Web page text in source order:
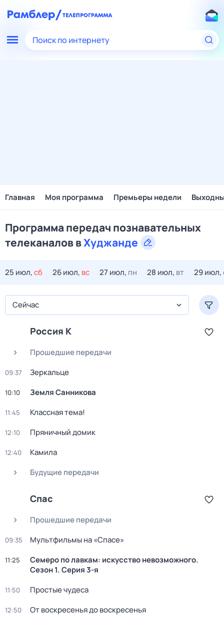
Поиск по интернету
Главная Моя программа Премьеры недели
Программа передач познавательных
телеканалов вХуджанде
25 июл,сб 26 июл, вс 27 июл, пн 28 июл, вт 29 июл,
Сейчас
Россия К
Прошедшие передачи
09:37 Зеркальце
10:10 Земля Санникова
11:45 Классная тема!
12:10 Пряничный домик
12:40
Камила
Будущие передачи
Спас
Прошедшие передачи
09:35 Мультфильмы на «Спасе»
11:25 Семеро по лавкам: искусство невозможного.
Сезон 1. Серия 3-я
11:50 Простые чудеса
12:50 От воскресенья до воскресенья